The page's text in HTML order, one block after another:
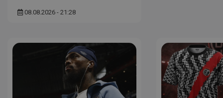
08.08.2026 - 21:28